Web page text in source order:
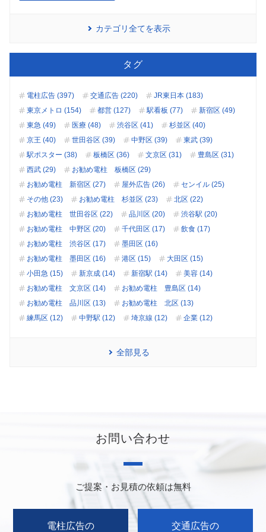
カテゴリ全てを表示
タグ
電柱広告 (397) 交通広告 (220)
JR東日本 (183)
東京メトロ (154)
都営 (127) 駅看板 (77)
新宿区 (49)
東急 (49)
医療 (48) 渋谷区 (41)
杉並区 (40)
京王 (40)
世田谷区 (39) 中野区 (39)
東武 (39)
駅ポスター (38)
板橋区 (36) 文京区 (31)
豊島区 (31)
西武 (29)
お勧め電柱 板橋区 (29)
お勧め電柱 新宿区 (27)
屋外広告 (26)
センイル (25)
その他 (23)
お勧め電柱 杉並区 (23)
北区 (22)
お勧め電柱 世田谷区 (22)
品川区 (20)
渋谷駅 (20)
お勧め電柱 中野区 (20)
千代田区 (17)
飲食 (17)
お勧め電柱 渋谷区 (17)
墨田区 (16)
お勧め電柱 墨田区 (16)
港区 (15)
大田区 (15)
小田急 (15)
新京成 (14) 新宿駅 (14)
美容 (14)
お勧め電柱 文京区 (14)
お勧め電柱 豊島区 (14)
お勧め電柱 品川区 (13)
お勧め電柱 北区 (13)
練馬区 (12)
中野駅 (12) 埼京線 (12) 企業 (12)
全部見る
お問い合わせ
ご提案・お見積の依頼は無料
電柱広告の
交通広告の